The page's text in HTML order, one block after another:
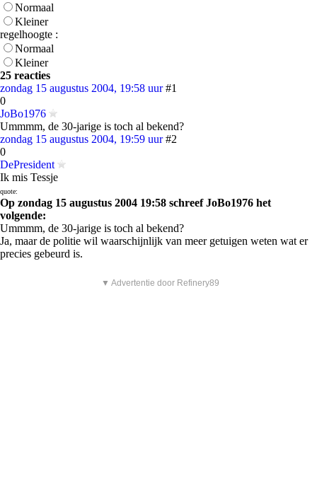
Normaal
Kleiner
regelhoogte :
Normaal
Kleiner
25 reacties
zondag 15 augustus 2004, 19:58 uur #1
0
JoBo1976
Ummmm, de 30-jarige is toch al bekend?
zondag 15 augustus 2004, 19:59 uur #2
0
DePresident
Ik mis Tessje
quote:
Op zondag 15 augustus 2004 19:58 schreef JoBo1976 het
volgende:
Ummmm, de 30-jarige is toch al bekend?
Ja, maar de politie wil waarschijnlijk van meer getuigen weten wat er
precies gebeurd is.
▼ Advertentie door Refinery89